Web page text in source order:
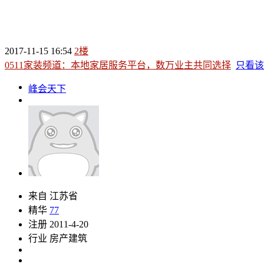
2017-11-15 16:54 2楼
0511家装频道：本地家居服务平台，数万业主共同选择 只看
峰会天下
来自 江苏省
精华 77
注册 2011-4-20
行业 房产建筑